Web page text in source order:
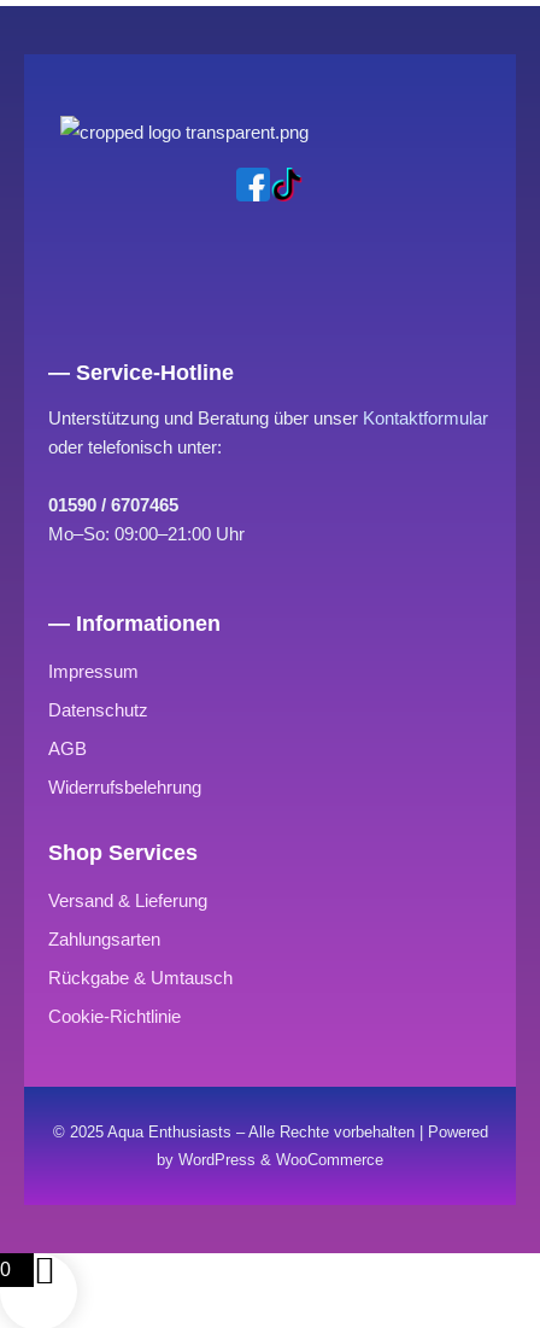
— Service-Hotline
Unterstützung und Beratung über unser Kontaktformular
oder telefonisch unter:
01590 / 6707465
Mo–So: 09:00–21:00 Uhr
— Informationen
Impressum
Datenschutz
AGB
Widerrufsbelehrung
Shop Services
Versand & Lieferung
Zahlungsarten
Rückgabe & Umtausch
Cookie-Richtlinie
© 2025 Aqua Enthusiasts – Alle Rechte vorbehalten | Powered
by WordPress & WooCommerce
0